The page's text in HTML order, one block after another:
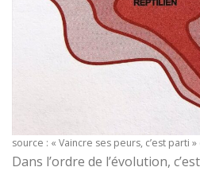
source : « Vaincre ses peurs, c’est parti »
Dans l’ordre de l’évolution,